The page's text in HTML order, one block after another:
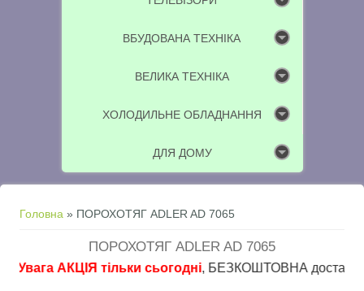
ВБУДОВАНА ТЕХНІКА
ВЕЛИКА ТЕХНІКА
ХОЛОДИЛЬНЕ ОБЛАДНАННЯ
ДЛЯ ДОМУ
Ви є тут
Головна » ПОРОХОТЯГ ADLER AD 7065
ПОРОХОТЯГ ADLER AD 7065
АКЦІЯ тільки сьогодні, БЕЗКОШТОВНА доставка в